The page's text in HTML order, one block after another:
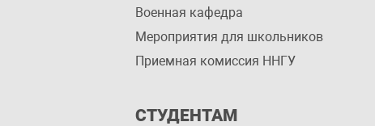
Военная кафедра
Мероприятия для школьников
Приемная комиссия ННГУ
СТУДЕНТАМ